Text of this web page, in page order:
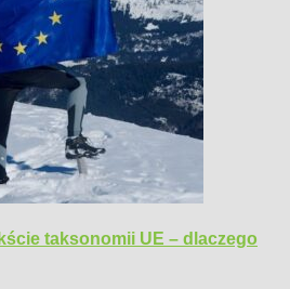
taksonomii UE – dlaczego